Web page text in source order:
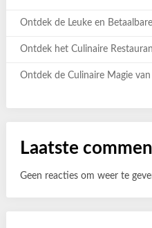
Ontdek de Leuke en
Ontdek het Culinaire
Ontdek de Culinaire Magie
Laatste
Geen reacties om weer te